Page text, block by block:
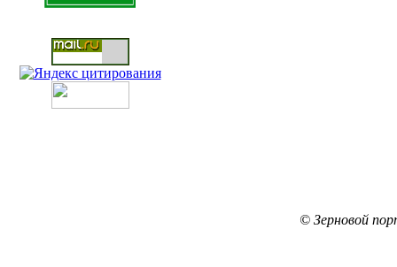
© Зерновой